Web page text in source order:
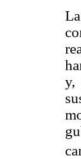
y,